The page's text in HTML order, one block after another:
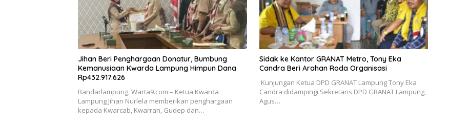
Jihan Beri Penghargaan Donatur, Bumbung
Kemanusiaan Kwarda Lampung Himpun Dana
Rp432.917.626
Bandarlampung, Warta9.com – Ketua Kwarda
Lampung Jihan Nurlela memberikan penghargaan
kepada Kwarcab, Kwarran, Gudep dan…
‎Sidak ke Kantor GRANAT Metro, Tony Eka
Candra Beri Arahan Roda Organisasi
‎ ‎Kunjungan Ketua DPD GRANAT Lampung Tony Eka
Candra didampingi Sekretaris DPD GRANAT Lampung,
Agus…